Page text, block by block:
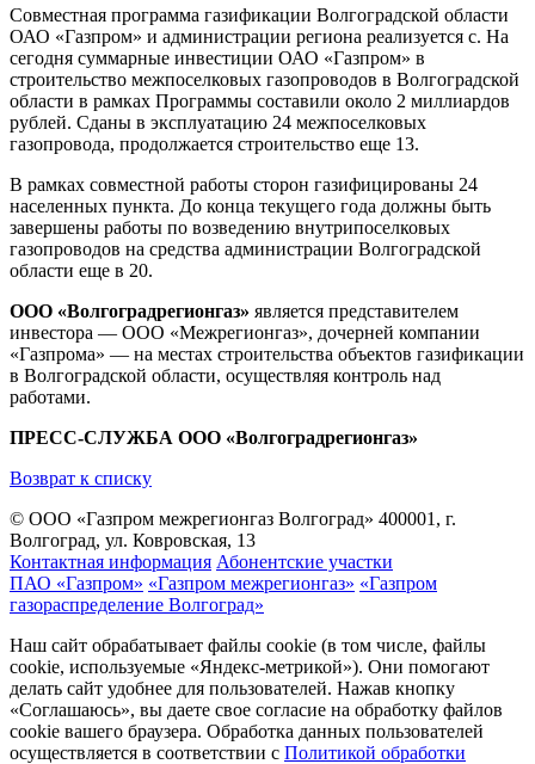
Совместная программа газификации Волгоградской области
ОАО «Газпром» и администрации региона реализуется с. На
сегодня суммарные инвестиции ОАО «Газпром» в
строительство межпоселковых газопроводов в Волгоградской
области в рамках Программы составили около 2 миллиардов
рублей. Сданы в эксплуатацию 24 межпоселковых
газопровода, продолжается строительство еще 13.
В рамках совместной работы сторон газифицированы 24
населенных пункта. До конца текущего года должны быть
завершены работы по возведению внутрипоселковых
газопроводов на средства администрации Волгоградской
области еще в 20.
ООО «Волгоградрегионгаз» является представителем
инвестора — ООО «Межрегионгаз», дочерней компании
«Газпрома» — на местах строительства объектов газификации
в Волгоградской области, осуществляя контроль над
работами.
ПРЕСС-СЛУЖБА ООО «Волгоградрегионгаз»
Возврат к списку
© ООО «Газпром межрегионгаз Волгоград» 400001, г.
Волгоград, ул. Ковровская, 13
Контактная информация Абонентские участки
ПАО «Газпром» «Газпром межрегионгаз» «Газпром
газораспределение Волгоград»
Наш сайт обрабатывает файлы cookie (в том числе, файлы
cookie, используемые «Яндекс-метрикой»). Они помогают
делать сайт удобнее для пользователей. Нажав кнопку
«Соглашаюсь», вы даете свое согласие на обработку файлов
cookie вашего браузера. Обработка данных пользователей
осуществляется в соответствии с Политикой обработки